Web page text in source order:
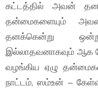
கட்டத்தில் அவன்
தன்மைகளையும்
தனக்கென்று
இல்லாதவனாகவும் ஆக
வழங்கிய ஏழு
நாட்டம், ஸம்உன் –